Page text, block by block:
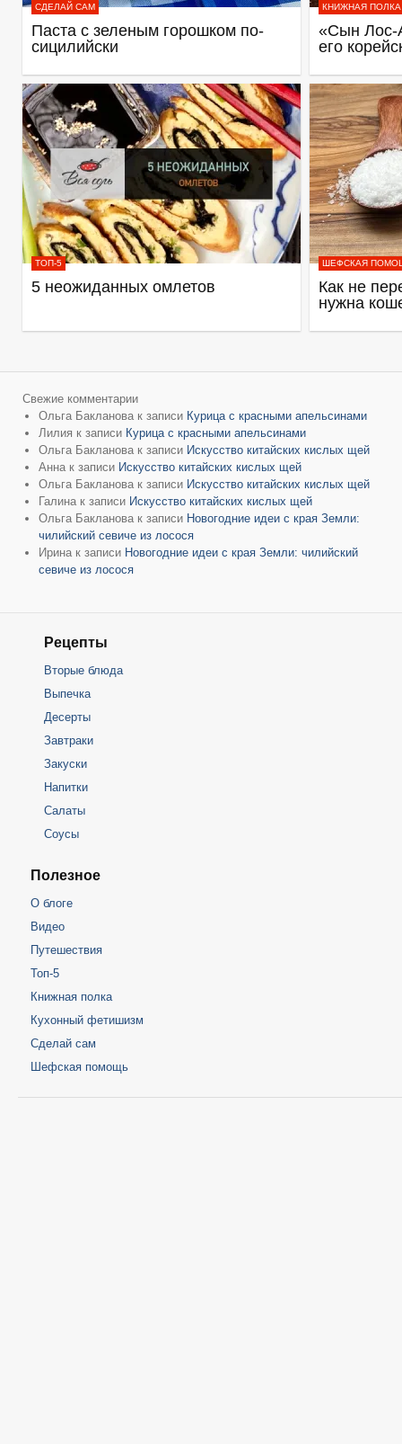
СДЕЛАЙ САМ
Паста с зеленым горошком по-
сицилийски
КНИЖНАЯ ПОЛКА
«Сын Лос-
его
ТОП-5
5 неожиданных омлетов
ШЕФСКАЯ
Как не
нужна
Свежие комментарии
Ольга Бакланова к записи Курица с красными апельсинами
Лилия к записи Курица с красными апельсинами
Ольга Бакланова к записи Искусство китайских кислых щей
Анна к записи Искусство китайских кислых щей
Ольга Бакланова к записи Искусство китайских кислых щей
Галина к записи Искусство китайских кислых щей
Ольга Бакланова к записи Новогодние идеи с края Земли:
чилийский севиче из лосося
Ирина к записи Новогодние идеи с края Земли: чилийский
севиче из лосося
Рецепты
Вторые блюда
Выпечка
Десерты
Завтраки
Закуски
Напитки
Салаты
Соусы
Полезное
О блоге
Видео
Путешествия
Топ-5
Книжная полка
Кухонный фетишизм
Сделай сам
Шефская помощь